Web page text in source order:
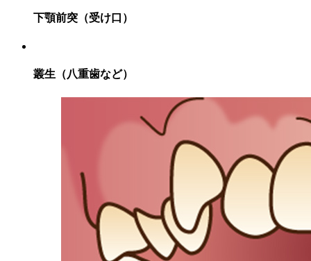
下顎前突（受け口）
叢生（八重歯など）